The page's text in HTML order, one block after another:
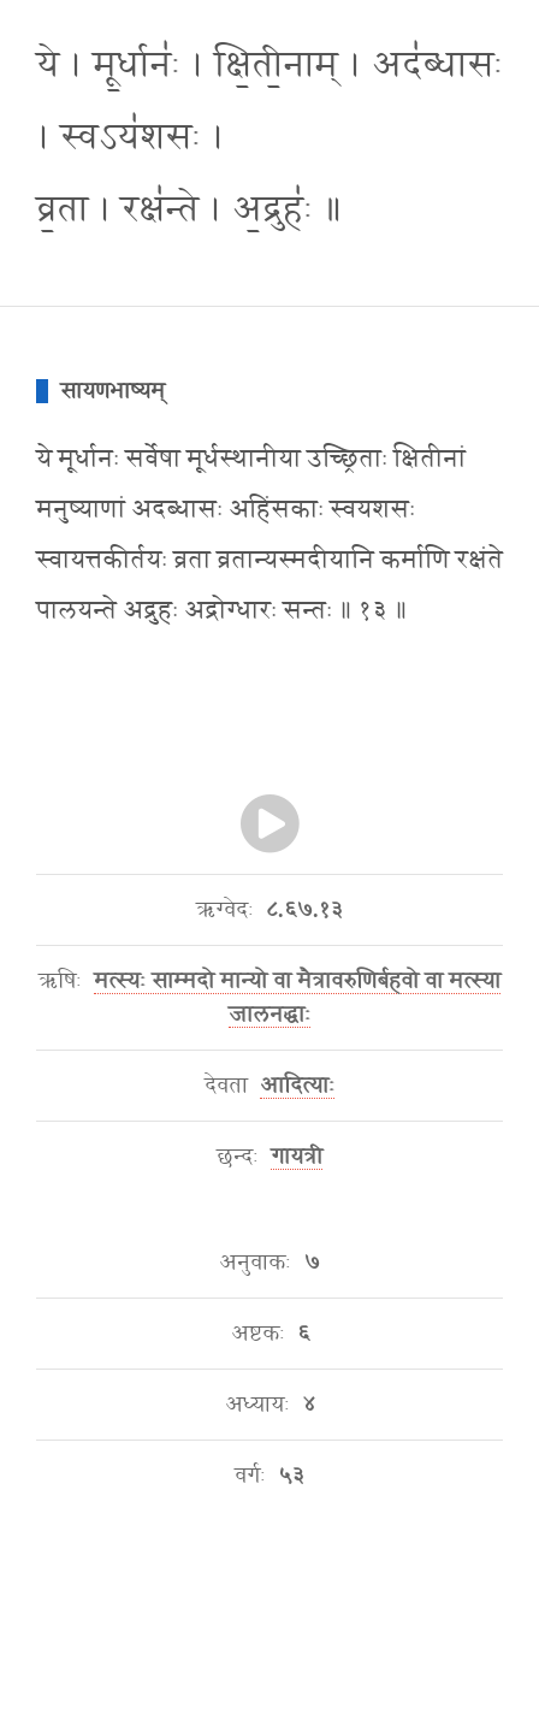
ये । मू॒र्धानः॑ । क्षि॒ती॒नाम् । अद॑ब्धासः
। स्वऽय॑शसः ।
व्र॒ता । रक्ष॑न्ते । अ॒द्रुहः॑ ॥
सायणभाष्यम्
ये मूर्धानः सर्वेषा मूर्धस्थानीया उच्छ्रिताः क्षितीनां
मनुष्याणां अदब्धासः अहिंसकाः स्वयशसः
स्वायत्तकीर्तयः व्रता व्रतान्यस्मदीयानि कर्माणि रक्षंते
पालयन्ते अद्रुहः अद्रोग्धारः सन्तः ॥ १३ ॥
ऋग्वेदः ८.६७.१३
ऋषिः मत्स्यः साम्मदो मान्यो वा मैत्रावरुणिर्बहवो वा मत्स्या
जालनद्धाः
देवता आदित्याः
छन्दः गायत्री
अनुवाकः ७
अष्टकः ६
अध्यायः ४
वर्गः ५३